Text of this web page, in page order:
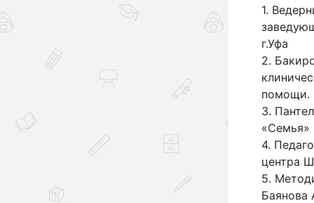
1.
г.Уфа
2.
помощи.
3.
«Семья»
4.
центра
5.
Баянова